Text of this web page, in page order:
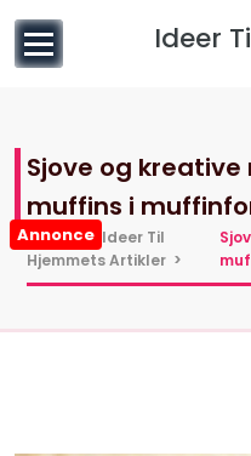
indhold
Ideer
Annonce
Sjove og
muffins i
Hjem> Ideer Til
Hjemmets Artikler >